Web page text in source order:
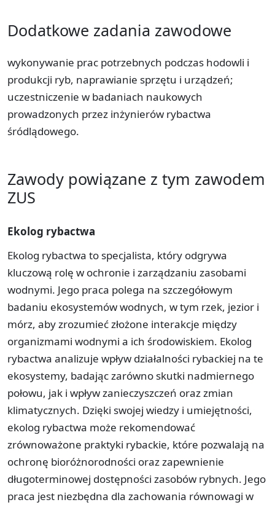
Dodatkowe zadania zawodowe
wykonywanie prac potrzebnych podczas hodowli i
produkcji ryb, naprawianie sprzętu i urządzeń;
uczestniczenie w badaniach naukowych
prowadzonych przez inżynierów rybactwa
śródlądowego.
Zawody powiązane z tym zawodem
ZUS
Ekolog rybactwa
Ekolog rybactwa to specjalista, który odgrywa
kluczową rolę w ochronie i zarządzaniu zasobami
wodnymi. Jego praca polega na szczegółowym
badaniu ekosystemów wodnych, w tym rzek, jezior i
mórz, aby zrozumieć złożone interakcje między
organizmami wodnymi a ich środowiskiem. Ekolog
rybactwa analizuje wpływ działalności rybackiej na te
ekosystemy, badając zarówno skutki nadmiernego
połowu, jak i wpływ zanieczyszczeń oraz zmian
klimatycznych. Dzięki swojej wiedzy i umiejętności,
ekolog rybactwa może rekomendować
zrównoważone praktyki rybackie, które pozwalają na
ochronę bioróżnorodności oraz zapewnienie
długoterminowej dostępności zasobów rybnych. Jego
praca jest niezbędna dla zachowania równowagi w